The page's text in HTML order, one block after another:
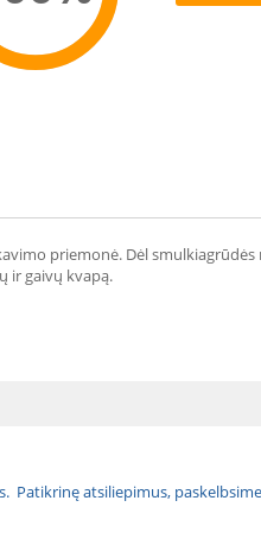
priemonė. Dėl
ir gaivų kvapą.
Patikrinę atsiliepimus,